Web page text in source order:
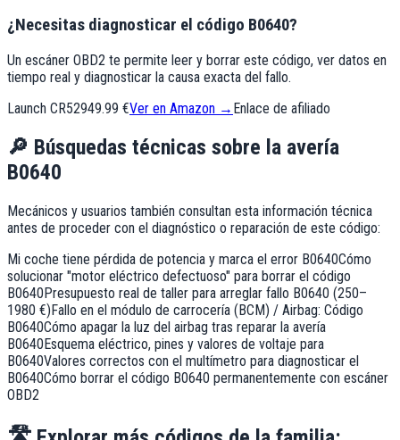
¿Necesitas diagnosticar el código B0640?
Un escáner OBD2 te permite leer y borrar este código, ver datos en
tiempo real y diagnosticar la causa exacta del fallo.
Launch CR52949.99 €Ver en Amazon → Enlace de afiliado
🔎 Búsquedas técnicas sobre la avería
B0640
Mecánicos y usuarios también consultan esta información técnica
antes de proceder con el diagnóstico o reparación de este código:
Mi coche tiene pérdida de potencia y marca el error B0640Cómo
solucionar "motor eléctrico defectuoso" para borrar el código
B0640Presupuesto real de taller para arreglar fallo B0640 (250–
1980 €)Fallo en el módulo de carrocería (BCM) / Airbag: Código
B0640Cómo apagar la luz del airbag tras reparar la avería
B0640Esquema eléctrico, pines y valores de voltaje para
B0640Valores correctos con el multímetro para diagnosticar el
B0640Cómo borrar el código B0640 permanentemente con escáner
OBD2